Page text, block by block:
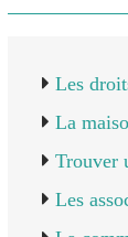
Les
La
Trouver
Les